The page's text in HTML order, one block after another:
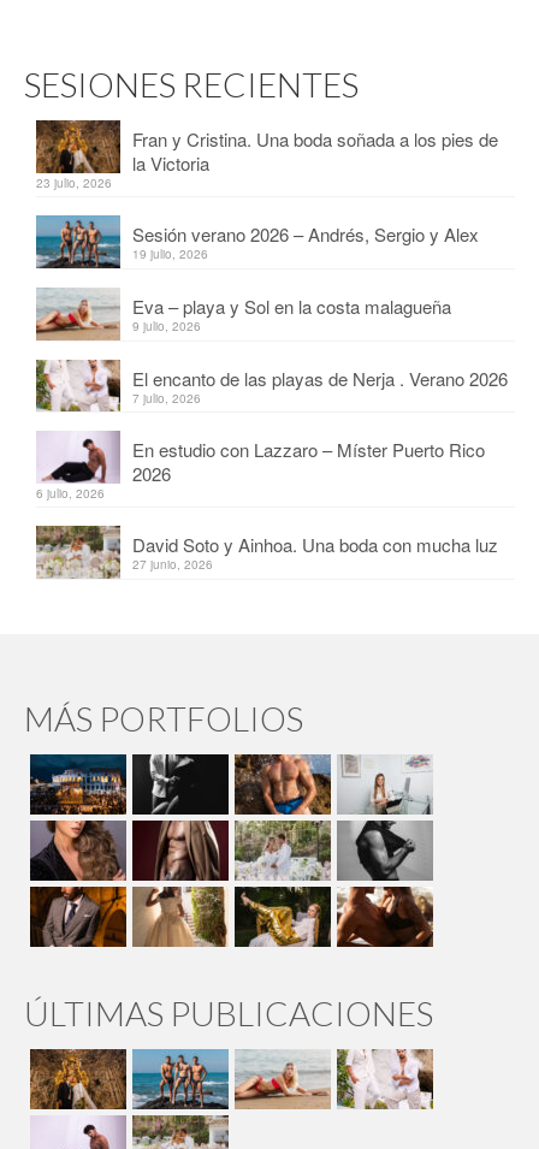
SESIONES RECIENTES
Fran y Cristina. Una boda soñada a los pies de
la Victoria
23 julio, 2026
Sesión verano 2026 – Andrés, Sergio y Alex
19 julio, 2026
Eva – playa y Sol en la costa malagueña
9 julio, 2026
El encanto de las playas de Nerja . Verano 2026
7 julio, 2026
En estudio con Lazzaro – Míster Puerto Rico
2026
6 julio, 2026
David Soto y Ainhoa. Una boda con mucha luz
27 junio, 2026
MÁS PORTFOLIOS
ÚLTIMAS PUBLICACIONES